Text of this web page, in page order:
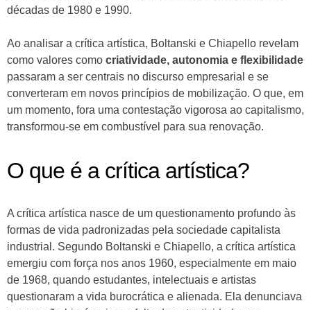
décadas de 1980 e 1990.
Ao analisar a crítica artística, Boltanski e Chiapello revelam
como valores como criatividade, autonomia e flexibilidade
passaram a ser centrais no discurso empresarial e se
converteram em novos princípios de mobilização. O que, em
um momento, fora uma contestação vigorosa ao capitalismo,
transformou-se em combustível para sua renovação.
O que é a crítica artística?
A crítica artística nasce de um questionamento profundo às
formas de vida padronizadas pela sociedade capitalista
industrial. Segundo Boltanski e Chiapello, a crítica artística
emergiu com força nos anos 1960, especialmente em maio
de 1968, quando estudantes, intelectuais e artistas
questionaram a vida burocrática e alienada. Ela denunciava